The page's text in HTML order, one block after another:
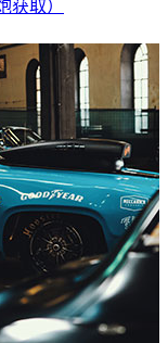
获取）